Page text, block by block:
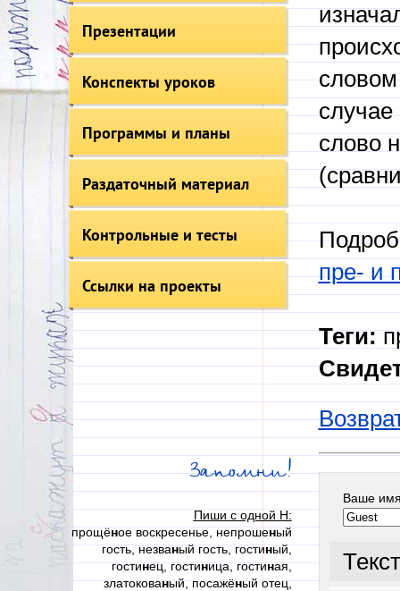
Презентации
Конспекты уроков
Программы и планы
Раздаточный материал
Контрольные и тесты
Ссылки на проекты
Запомни!
Пиши с одной Н:
прощёное воскресенье, непрошеный
гость, незваный гость, гостиный,
гостинец, гостиница, гостиная,
златокованый, посажёный отец,
случае
слово
пре- и
Теги:
Ваше